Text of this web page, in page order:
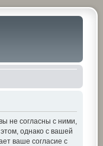
не согласны с ними,
однако с вашей
ваше согласие с